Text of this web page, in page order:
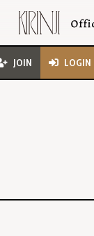
JOIN LOGIN